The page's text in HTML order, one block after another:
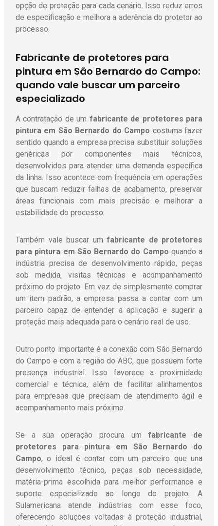
opção de proteção para cada cenário. Isso reduz erros
de especificação e melhora a aderência do protetor ao
processo.
Fabricante de protetores para
pintura em São Bernardo do Campo:
quando vale buscar um parceiro
especializado
A contratação de um fabricante de protetores para
pintura em São Bernardo do Campo costuma fazer
sentido quando a empresa precisa substituir soluções
genéricas por componentes mais técnicos,
desenvolvidos para atender uma demanda específica
da linha. Isso acontece com frequência em operações
que buscam reduzir falhas de acabamento, preservar
áreas funcionais com mais precisão e melhorar a
estabilidade do processo.
Também vale buscar um fabricante de protetores
para pintura em São Bernardo do Campo quando a
indústria precisa de desenvolvimento rápido, peças
sob medida, visitas técnicas e acompanhamento
próximo do projeto. Em vez de simplesmente comprar
um item padrão, a empresa passa a contar com um
parceiro capaz de entender a aplicação e sugerir a
proteção mais adequada para o cenário real de uso.
Outro ponto importante é a conexão com São Bernardo
do Campo e com a região do ABC, que possuem forte
presença industrial. Isso favorece a proximidade
comercial e técnica, além de facilitar alinhamentos
para empresas que precisam de atendimento ágil e
acompanhamento mais próximo.
Se a sua operação procura umfabricante de
protetores para pintura em São Bernardo do
Campo, o ideal é contar com um parceiro que una
desenvolvimento técnico, peças sob necessidade,
matéria-prima escolhida para melhor performance e
suporte especializado ao longo do projeto. A
Sulamericana atende indústrias com esse foco,
oferecendo soluções voltadas à proteção industrial,